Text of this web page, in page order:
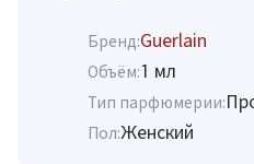
Бренд:Guerlain
Объём:1 мл
Тип парфюмерии:
Пол:Женский